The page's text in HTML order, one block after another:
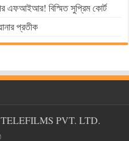
এফআইআর! বিস্মিত সুপ্রিম কোর্ট
প্রতীক
PVT. LTD.